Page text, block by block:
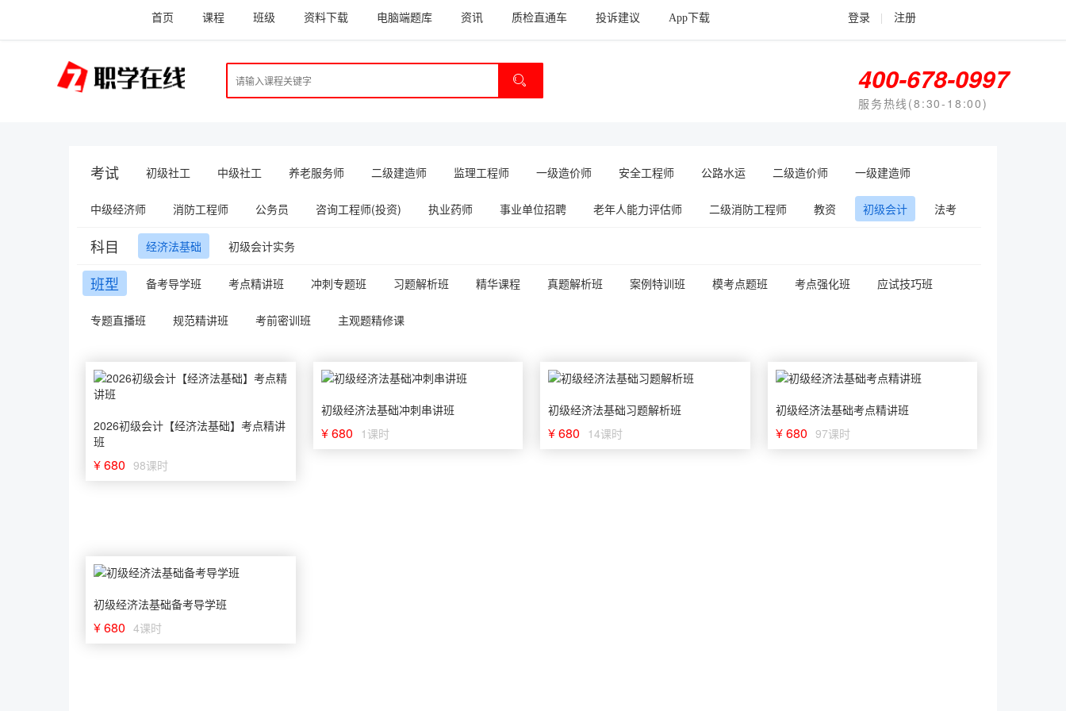
首页 课程 班级 资料下载 电脑端题库 资讯 质检直通车 投诉建议 App下载 登录 注册
400-678-0997
服务热线(8:30-18:00)
考试 初级社工 中级社工 养老服务师 二级建造师 监理工程师 一级造价师 安全工程师 公路水运 二级造价师 一级建造师
中级经济师 消防工程师 公务员 咨询工程师(投资) 执业药师 事业单位招聘 老年人能力评估师 二级消防工程师 教资 初级会计 法考
科目 经济法基础 初级会计实务
班型 备考导学班 考点精讲班 冲刺专题班 习题解析班 精华课程 真题解析班 案例特训班 模考点题班 考点强化班 应试技巧班
专题直播班 规范精讲班 考前密训班 主观题精修课
2026初级会计【经济法基础】考点精讲
班
¥ 680 98课时
初级经济法基础冲刺串讲班
¥ 680 1课时
初级经济法基础习题解析班
¥ 680 14课时
初级经济法基础考点精讲班
¥ 680 97课时
初级经济法基础备考导学班
¥ 680 4课时